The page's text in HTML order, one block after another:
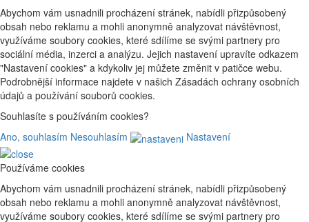
Abychom vám usnadnili procházení stránek, nabídli přizpůsobený
obsah nebo reklamu a mohli anonymně analyzovat návštěvnost,
využíváme soubory cookies, které sdílíme se svými partnery pro
sociální média, inzerci a analýzu. Jejich nastavení upravíte odkazem
"Nastavení cookies" a kdykoliv jej můžete změnit v patičce webu.
Podrobnější informace najdete v našich Zásadách ochrany osobních
údajů a používání souborů cookies.
Souhlasíte s používáním cookies?
Ano, souhlasím Nesouhlasím Nastavení
Používáme cookies
Abychom vám usnadnili procházení stránek, nabídli přizpůsobený
obsah nebo reklamu a mohli anonymně analyzovat návštěvnost,
využíváme soubory cookies, které sdílíme se svými partnery pro